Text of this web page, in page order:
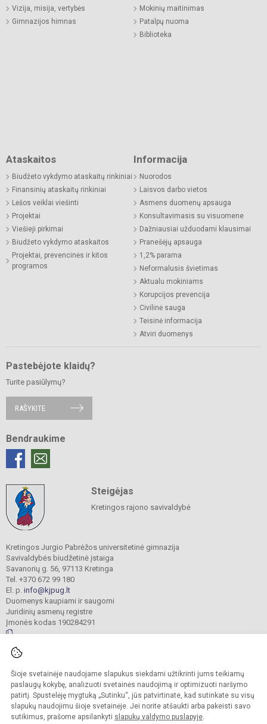
Šioje svetainėje naudojame slapukus siekdami užtikrinti jums teikiamų
paslaugų kokybę, analizuoti svetainės naudojimą ir optimizuoti naršymo
patirtį. Spustelėję mygtuką „Sutinku“, jūs patvirtinate, kad sutinkate su visų
slapukų naudojimu šioje svetainėje. Jei norite atšaukti arba pakeisti savo
sutikimus, prašome apsilankyti slapukų valdymo puslapyje.
Vizija, misija, vertybės
Gimnazijos himnas
Mokinių maitinimas
Patalpų nuoma
Biblioteka
Ataskaitos
Biudžeto vykdymo ataskaitų rinkiniai
Finansinių ataskaitų rinkiniai
Lėšos veiklai viešinti
Projektai
Viešieji pirkimai
Biudžeto vykdymo ataskaitos
Projektai, prevencinės ir kitos
programos
Informacija
Nuorodos
Laisvos darbo vietos
Asmens duomenų apsauga
Konsultavimasis su visuomene
Dažniausiai užduodami klausimai
Pranešėjų apsauga
1,2% parama
Neformalusis švietimas
Aktualu mokiniams
Korupcijos prevencija
Civilinė sauga
Teisinė informacija
Atviri duomenys
Pastebėjote klaidų?
Turite pasiūlymų?
RAŠYKITE
Bendraukime
Steigėjas
Kretingos rajono savivaldybė
Kretingos Jurgio Pabrėžos universitetinė gimnazija
Savivaldybės biudžetinė įstaiga
Savanorių g. 56, 97113 Kretinga
Tel. +370 672 99 180
El. p. info@kjpug.lt
Duomenys kaupiami ir saugomi
Juridinių asmenų registre
Įmonės kodas 190284291
saugomos.
Kopijuoti turinį be raštiško gimnazijos sutikimo griežtai draudžiama.
Versija neįgaliesiems Slapukų valdymas
Sumanus būdas atnaujinti